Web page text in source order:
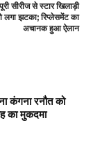
सीरीज से स्टार खिलाड़ी
लगा झटका; रिप्लेसमेंट का
अचानक हुआ ऐलान
कंगना रनौत को
का मुकदमा